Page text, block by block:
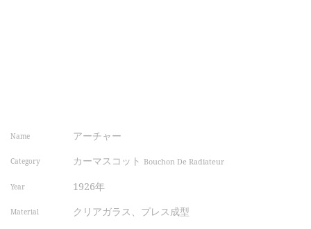
Name アーチャー
Category カーマスコット Bouchon De Radiateur
Year 1926年
Material クリアガラス、プレス成型